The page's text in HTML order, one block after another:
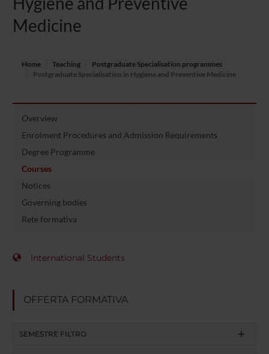
Medicine
Home Teaching
Postgraduate Specialisation programmes
Postgraduate Specialisation in Hygiene and Preventive Medicine
Overview
Enrolment Procedures and Admission Requirements
Degree Programme
Courses
Notices
Governing bodies
Rete formativa
International Students
OFFERTA FORMATIVA
SEMESTRE FILTRO